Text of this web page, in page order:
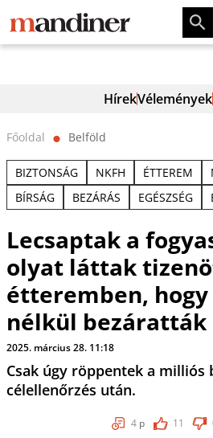
HírekVélemények
Főoldal ⬤ Belföld
BIZTONSÁG NKFH ÉTTEREM
BÍRSÁG
BEZÁRÁS EGÉSZSÉG
Lecsaptak a
olyat láttak
étteremben,
nélkül bezáratták
2025. március 28. 11:18
Csak úgy röppentek a milliós
célellenőrzés után.
4 p 11